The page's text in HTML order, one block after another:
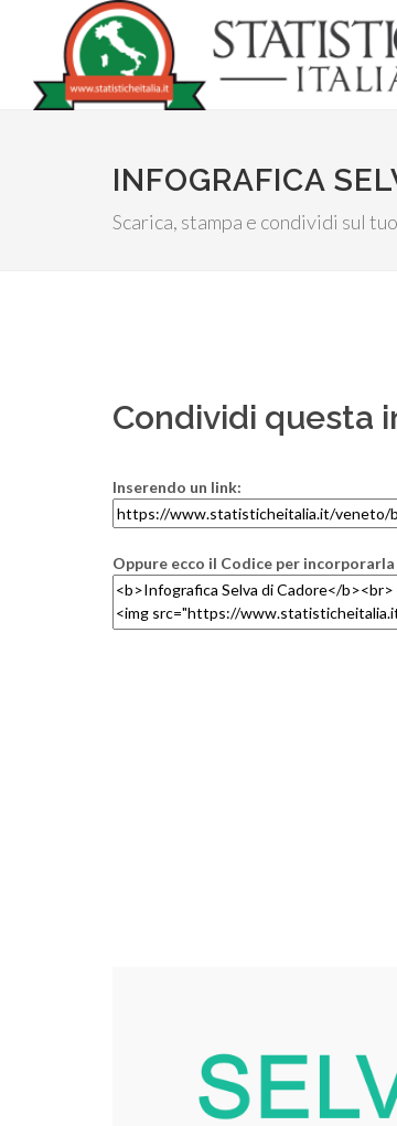
INFOGRAFICA
Scarica, stampa e condividi sul
Condividi questa
Inserendo un link:
Oppure ecco il Codice per